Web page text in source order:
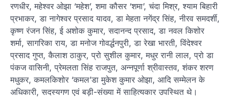
रणधीर, महेश्वर ओझा ‘महेश’, शमा कौसर ‘शमा’, चंदा मिश्र, श्याम बिहारी
प्रभाकर, डा नागेश्वर प्रसाद यादव, डा मेहता नगेंद्र सिंह, नीरव समदर्शी,
कृष्ण रंजन सिंह, ई अशोक कुमार, सदानन्द प्रसाद, डा नवल किशोर
शर्मा, सागरिका राय, डा मनोज गोवर्द्धनपुरी, डा रेखा भारती, विंदेश्वर
प्रसाद गुप्त, कैलाश ठाकुर, प्रो सुशील कुमार, मधुर रानी लाल, प्रो डा
पंकज वासिनी, प्रेमलता सिंह राजपुत, अन्नपूर्णा श्रीवास्तव, शंकर शरण
मधुकर, कमलकिशोर ‘कमल’डा मुकेश कुमार ओझा, आदि सम्मेलन के
अधिकारी, सदस्यगण एवं बड़ी-संख्या में साहित्यकार उपस्थित थे।